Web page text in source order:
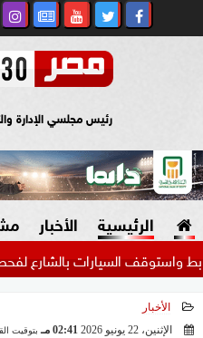
رئيس مجلسي الإدارة
الرئيسية الأخبار
السياسة
بالشارع لفحصها في...
الأخبار
الإثنين، 22 يونيو 2026
02:41 مـ بتوقيت